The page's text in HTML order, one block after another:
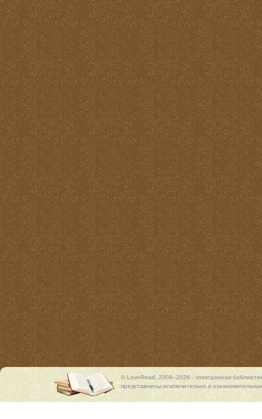
© LoveRead, 2009–2026 - электронная
представлены исключительно в